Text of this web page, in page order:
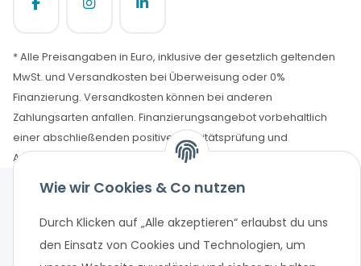
* Alle Preisangaben in Euro, inklusive der gesetzlich geltenden
MwSt. und Versandkosten bei Überweisung oder 0%
Finanzierung. Versandkosten können bei anderen
Zahlungsarten anfallen. Finanzierungsangebot vorbehaltlich
einer abschließenden positiven Bonitätsprüfung und
Antragsprüfung. Änderungen und Irrtümer vorbehalten.
Wie wir Cookies & Co nutzen
Durch Klicken auf „Alle akzeptieren“ erlaubst du uns
den Einsatz von Cookies und Technologien, um